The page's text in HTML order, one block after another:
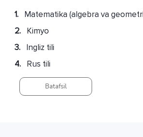
1.
Matеmatika (algеbra va
2.
Kimyo
3.
Ingliz tili
4.
Rus tili
Batafsil